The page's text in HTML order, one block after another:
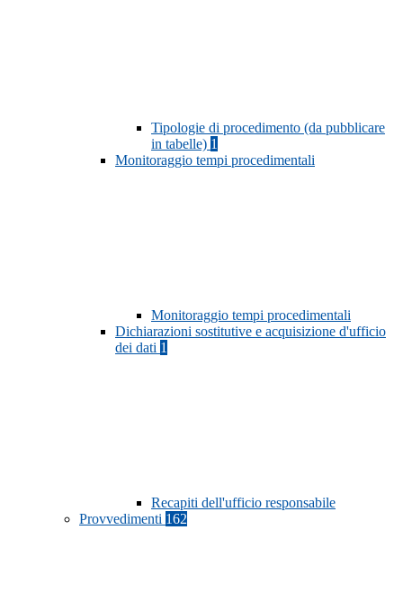
Tipologie di procedimento (da pubblicare
in tabelle) 1
Monitoraggio tempi procedimentali
Monitoraggio tempi procedimentali
Dichiarazioni sostitutive e acquisizione d'ufficio
dei dati 1
Recapiti dell'ufficio responsabile
Provvedimenti 162